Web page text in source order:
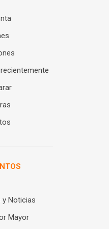
y Noticias
Mayor